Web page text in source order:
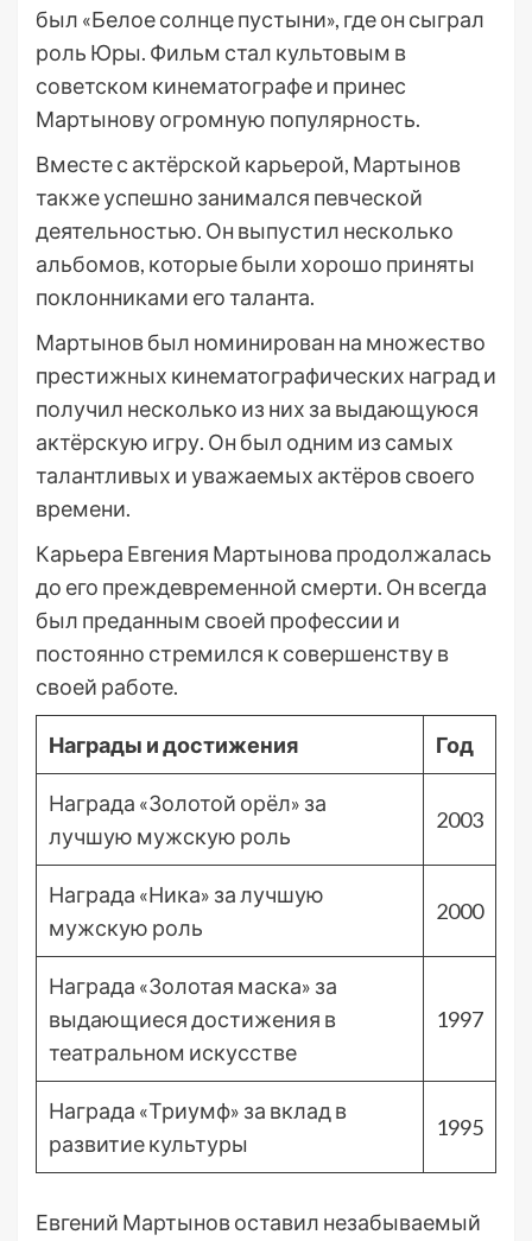
был «Белое солнце пустыни», где он сыграл
роль Юры. Фильм стал культовым в
советском кинематографе и принес
Мартынову огромную популярность.
Вместе с актёрской карьерой, Мартынов
также успешно занимался певческой
деятельностью. Он выпустил несколько
альбомов, которые были хорошо приняты
поклонниками его таланта.
Мартынов был номинирован на множество
престижных кинематографических наград и
получил несколько из них за выдающуюся
актёрскую игру. Он был одним из самых
талантливых и уважаемых актёров своего
времени.
Карьера Евгения Мартынова продолжалась
до его преждевременной смерти. Он всегда
был преданным своей профессии и
постоянно стремился к совершенству в
своей работе.
Награды и достижения Год
Награда «Золотой орёл» за
лучшую мужскую роль
2003
Награда «Ника» за лучшую
мужскую роль
2000
Награда «Золотая маска» за
выдающиеся достижения в
театральном искусстве
1997
Награда «Триумф» за вклад в
развитие культуры
1995
Евгений Мартынов оставил незабываемый